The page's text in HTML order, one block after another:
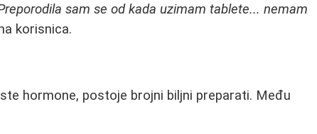
sam se od kada uzimam tablete... nemam
korisnica.
hormone, postoje brojni biljni preparati. Među